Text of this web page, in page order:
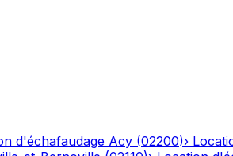
d'échafaudage Acy (02200)›